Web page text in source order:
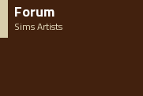
Forum
Sims Artists